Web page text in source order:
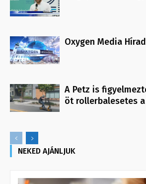
Oxygen Media
A Petz is
öt rollerbalesetes
NEKED AJÁNLJUK